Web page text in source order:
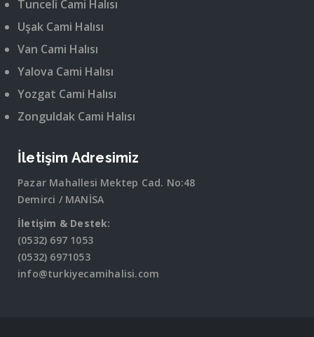
Tunceli Cami Halısı
Uşak Cami Halısı
Van Cami Halısı
Yalova Cami Halısı
Yozgat Cami Halısı
Zonguldak Cami Halısı
İletişim Adresimiz
Pazar Mahallesi Mektep Cad. No:48
Demirci / MANİSA
İletişim & Destek:
(0532) 697 1053
(0532) 6971053
info@turkiyecamihalisi.com